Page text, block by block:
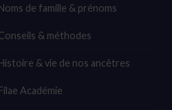
de famille & prénoms
& méthodes
& vie de nos ancêtres
Académie